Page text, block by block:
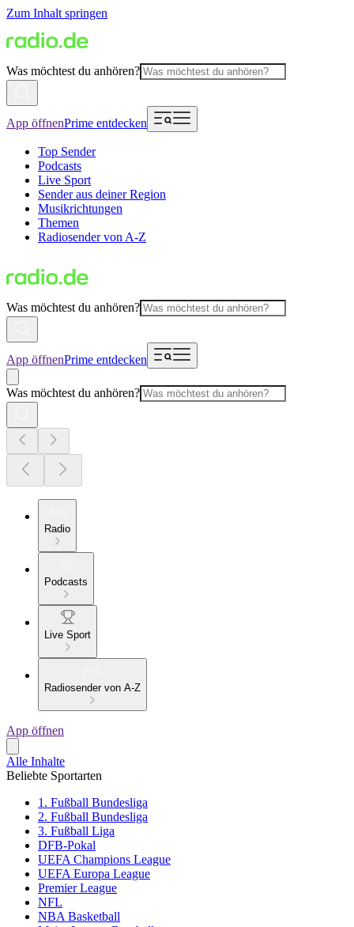
Zum Inhalt springen
Was möchtest du anhören?
App öffnenPrime entdecken
Top Sender
Podcasts
Live Sport
Sender aus deiner Region
Musikrichtungen
Themen
Radiosender von A-Z
Was möchtest du anhören?
App öffnenPrime entdecken
Was möchtest du anhören?
Radio
Podcasts
Live Sport
Radiosender von A-Z
App öffnen
Alle Inhalte
Beliebte Sportarten
1. Fußball Bundesliga
2. Fußball Bundesliga
3. Fußball Liga
DFB-Pokal
UEFA Champions League
UEFA Europa League
Premier League
NFL
NBA Basketball